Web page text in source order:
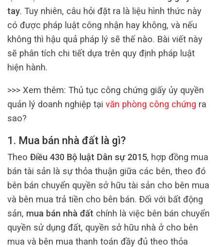
tay. Tuy nhiên, câu hỏi đặt ra là liệu hình thức này
có được pháp luật công nhận hay không, và nếu
không thì hậu quả pháp lý sẽ thế nào. Bài viết này
sẽ phân tích chi tiết dựa trên quy định pháp luật
hiện hành.
>>> Xem thêm: Thủ tục công chứng giấy ủy quyền
quản lý doanh nghiệp tại văn phòng công chứng ra
sao?
1. Mua bán nhà đất là gì?
Theo Điều 430 Bộ luật Dân sự 2015, hợp đồng mua
bán tài sản là sự thỏa thuận giữa các bên, theo đó
bên bán chuyển quyền sở hữu tài sản cho bên mua
và bên mua trả tiền cho bên bán. Đối với bất động
sản, mua bán nhà đất chính là việc bên bán chuyển
quyền sử dụng đất, quyền sở hữu nhà ở cho bên
mua và bên mua thanh toán đầy đủ theo thỏa